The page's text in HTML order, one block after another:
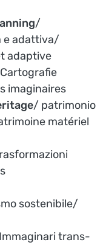
/
e adattiva/
adaptive
imaginaires
/ patrimonio
matériel
sostenibile/
trans-